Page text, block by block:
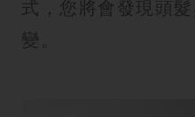
式，您將會發現頭
變。